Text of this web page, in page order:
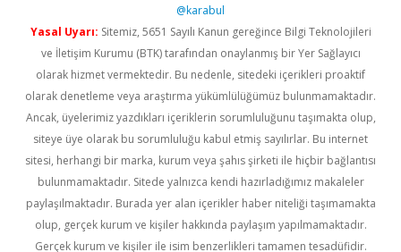
@karabul
Yasal Uyarı: Sitemiz, 5651 Sayılı Kanun gereğince Bilgi Teknolojileri
ve İletişim Kurumu (BTK) tarafından onaylanmış bir Yer Sağlayıcı
olarak hizmet vermektedir. Bu nedenle, sitedeki içerikleri proaktif
olarak denetleme veya araştırma yükümlülüğümüz bulunmamaktadır.
Ancak, üyelerimiz yazdıkları içeriklerin sorumluluğunu taşımakta olup,
siteye üye olarak bu sorumluluğu kabul etmiş sayılırlar. Bu internet
sitesi, herhangi bir marka, kurum veya şahıs şirketi ile hiçbir bağlantısı
bulunmamaktadır. Sitede yalnızca kendi hazırladığımız makaleler
paylaşılmaktadır. Burada yer alan içerikler haber niteliği taşımamakta
olup, gerçek kurum ve kişiler hakkında paylaşım yapılmamaktadır.
Gerçek kurum ve kişiler ile isim benzerlikleri tamamen tesadüfidir.